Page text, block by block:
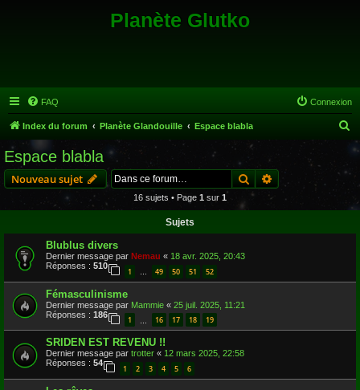
Planète Glutko
FAQ Connexion
Index du forum Planète Glandouille Espace blabla
Espace blabla
Nouveau sujet RechercherRecherche
16 sujets • Page 1 sur 1
Sujets
Blublus divers
Dernier message par Nemau « 18 avr. 2025, 20:43
Réponses : 510
1 … 49 50 51 52
Fémasculinisme
Dernier message par Mammie « 25 juil. 2025, 11:21
Réponses : 186
1 16 17 18 19
SRIDEN EST REVENU !!
Dernier message par trotter « 12 mars 2025, 22:58
Réponses : 54
1 2 3 4 5 6